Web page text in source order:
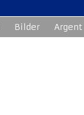
Bilder Argent